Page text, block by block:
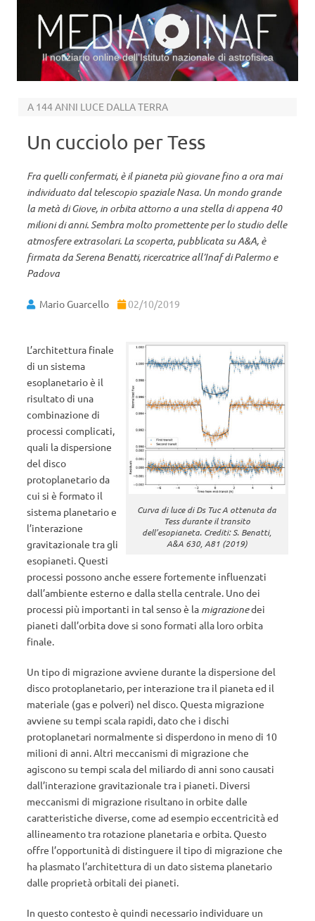
Il notiziario online dell’Istituto nazionale di astrofisica
A 144 ANNI LUCE DALLA TERRA
Un cucciolo per Tess
Fra quelli confermati, è il pianeta più giovane fino a ora mai
individuato dal telescopio spaziale Nasa. Un mondo grande
la metà di Giove, in orbita attorno a una stella di appena 40
milioni di anni. Sembra molto promettente per lo studio delle
atmosfere extrasolari. La scoperta, pubblicata su A&A, è
firmata da Serena Benatti, ricercatrice all’Inaf di Palermo e
Padova
Mario Guarcello 02/10/2019
Curva di luce di Ds Tuc A ottenuta da
Tess durante il transito
dell’esopianeta. Crediti: S. Benatti,
A&A 630, A81 (2019)
L’architettura finale
di un sistema
esoplanetario è il
risultato di una
combinazione di
processi complicati,
quali la dispersione
del disco
protoplanetario da
cui si è formato il
sistema planetario e
l’interazione
gravitazionale tra gli
esopianeti. Questi
processi possono anche essere fortemente influenzati
dall’ambiente esterno e dalla stella centrale. Uno dei
processi più importanti in tal senso è la migrazionedei
pianeti dall’orbita dove si sono formati alla loro orbita
finale.
Un tipo di migrazione avviene durante la dispersione del
disco protoplanetario, per interazione tra il pianeta ed il
materiale (gas e polveri) nel disco. Questa migrazione
avviene su tempi scala rapidi, dato che i dischi
protoplanetari normalmente si disperdono in meno di 10
milioni di anni. Altri meccanismi di migrazione che
agiscono su tempi scala del miliardo di anni sono causati
dall’interazione gravitazionale tra i pianeti. Diversi
meccanismi di migrazione risultano in orbite dalle
caratteristiche diverse, come ad esempio eccentricità ed
allineamento tra rotazione planetaria e orbita. Questo
offre l’opportunità di distinguere il tipo di migrazione che
ha plasmato l’architettura di un dato sistema planetario
dalle proprietà orbitali dei pianeti.
In questo contesto è quindi necessario individuare un